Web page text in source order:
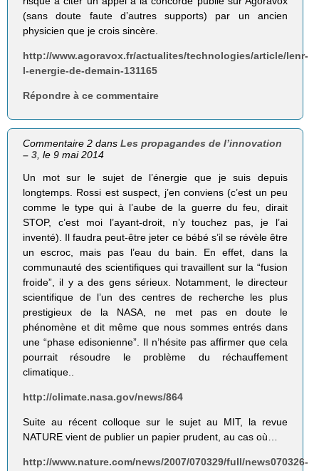
(sans doute faute d’autres supports) par un ancien
physicien que je crois sincère.
http://www.agoravox.fr/actualites/technologies/article/lenr-
l-energie-de-demain-131165
Répondre à ce commentaire
Commentaire 2 dansLes propagandes de l’innovation
– 3 , le 9 mai 2014
Un mot sur le sujet de l’énergie que je suis depuis
longtemps. Rossi est suspect, j’en conviens (c’est un peu
comme le type qui à l’aube de la guerre du feu, dirait
STOP, c’est moi l’ayant-droit, n’y touchez pas, je l’ai
inventé). Il faudra peut-être jeter ce bébé s’il se révèle être
un escroc, mais pas l’eau du bain. En effet, dans la
communauté des scientifiques qui travaillent sur la “fusion
froide”, il y a des gens sérieux. Notamment, le directeur
scientifique de l’un des centres de recherche les plus
prestigieux de la NASA, ne met pas en doute le
phénomène et dit même que nous sommes entrés dans
une “phase edisonienne”. Il n’hésite pas affirmer que cela
pourrait résoudre le problème du réchauffement
climatique..
http://climate.nasa.gov/news/864
Suite au récent colloque sur le sujet au MIT, la revue
NATURE vient de publier un papier prudent, au cas où…
http://www.nature.com/news/2007/070329/full/news070326-